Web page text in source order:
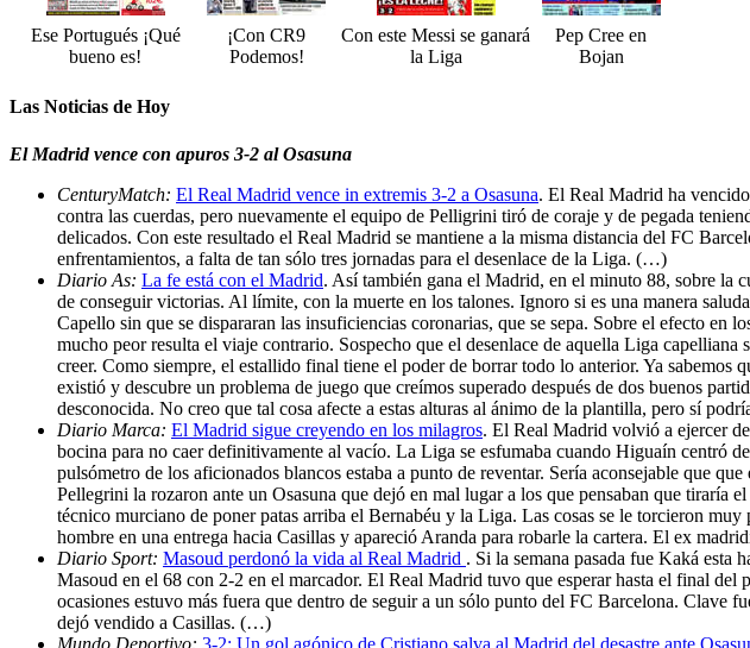
Ese Portugués ¡Qué
bueno es!
¡Con CR9
Podemos!
Con este Messi se ganará
la Liga
Pep Cree en
Bojan
Las Noticias de Hoy
El Madrid vence con apuros 3-2 al Osasuna
CenturyMatch: El Real Madrid vence in extremis 3-2 a Osasuna. El Real Madrid ha
contra las cuerdas, pero nuevamente el equipo de Pelligrini tiró de coraje y de pegada
delicados. Con este resultado el Real Madrid se mantiene a la misma distancia del FC
enfrentamientos, a falta de tan sólo tres jornadas para el desenlace de la Liga. (…)
Diario As: La fe está con el Madrid. Así también gana el Madrid, en el minuto 88, sobre la
de conseguir victorias. Al límite, con la muerte en los talones. Ignoro si es una manera
Capello sin que se dispararan las insuficiencias coronarias, que se sepa. Sobre el efecto en
mucho peor resulta el viaje contrario. Sospecho que el desenlace de aquella Liga
creer. Como siempre, el estallido final tiene el poder de borrar todo lo anterior. Ya
existió y descubre un problema de juego que creímos superado después de dos buenos
desconocida. No creo que tal cosa afecte a estas alturas al ánimo de la plantilla, pero sí
Diario Marca: El Madrid sigue creyendo en los milagros. El Real Madrid volvió a ejercer
bocina para no caer definitivamente al vacío. La Liga se esfumaba cuando Higuaín centró
pulsómetro de los aficionados blancos estaba a punto de reventar. Sería aconsejable que
Pellegrini la rozaron ante un Osasuna que dejó en mal lugar a los que pensaban que tiraría
técnico murciano de poner patas arriba el Bernabéu y la Liga. Las cosas se le torcieron
hombre en una entrega hacia Casillas y apareció Aranda para robarle la cartera. El ex
Diario Sport: Masoud perdonó la vida al Real Madrid . Si la semana pasada fue Kaká esta
Masoud en el 68 con 2-2 en el marcador. El Real Madrid tuvo que esperar hasta el final
ocasiones estuvo más fuera que dentro de seguir a un sólo punto del FC Barcelona. Clave
dejó vendido a Casillas. (…)
Mundo Deportivo: 3-2: Un gol agónico de Cristiano salva al Madrid del desastre ante